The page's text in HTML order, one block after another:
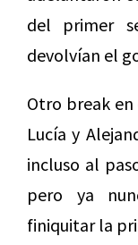
del primer
devolvían el
Otro break
Lucía y
incluso al
pero ya
finiquitar la